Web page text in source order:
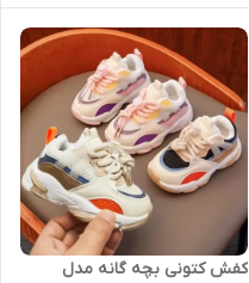
کفش کتونی بچه گانه مدل